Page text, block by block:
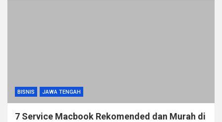
BISNIS JAWA TENGAH
7 Service Macbook Rekomended dan Murah di